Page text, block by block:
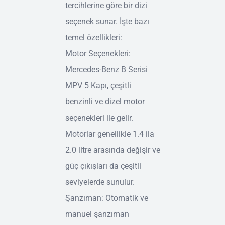
tercihlerine göre bir dizi
seçenek sunar. İşte bazı
temel özellikleri:
Motor Seçenekleri:
Mercedes-Benz B Serisi
MPV 5 Kapı, çeşitli
benzinli ve dizel motor
seçenekleri ile gelir.
Motorlar genellikle 1.4 ila
2.0 litre arasında değişir ve
güç çıkışları da çeşitli
seviyelerde sunulur.
Şanzıman: Otomatik ve
manuel şanzıman